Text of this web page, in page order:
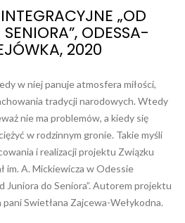
„OD
ODESSA-
2020
w niej panuje atmosfera miłości,
tradycji narodowych. Wtedy
nie ma problemów, a kiedy się
w rodzinnym gronie. Takie myśli
i realizacji projektu Związku
im. A. Mickiewicza w Odessie
Juniora do Seniora”. Autorem projektu
Swietłana Zajcewa-Wełykodna.